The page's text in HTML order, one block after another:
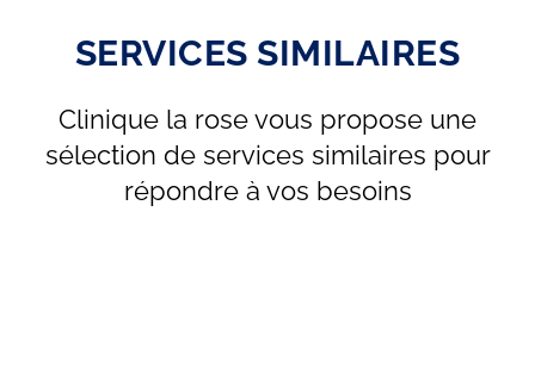
SERVICES SIMILAIRES
Clinique la rose vous propose une
sélection de services similaires pour
répondre à vos besoins